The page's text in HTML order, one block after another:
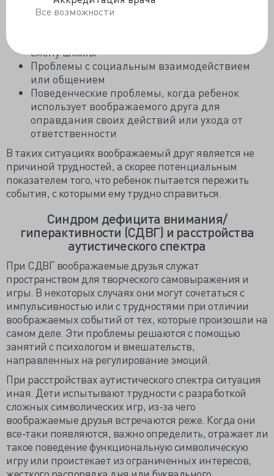
Все возможности
Значительные стрессовые факторы или
смену школы
Проблемы с социальным взаимодействием
или общением
Поведенческие проблемы, когда ребенок
использует воображаемого друга для
оправдания своих действий или ухода от
ответственности
В таких ситуациях воображаемый друг является не
причиной трудностей, а скорее потенциальным
показателем того, что ребенок пытается пережить
события, с которыми ему трудно справиться.
Синдром дефицита внимания/
гиперактивности (СДВГ) и расстройства
аутистического спектра
При СДВГ воображаемые друзья служат
пространством для творческого самовыражения и
игры. В некоторых случаях они могут сочетаться с
импульсивностью или с трудностями при отличии
воображаемых событий от тех, которые произошли на
самом деле. Эти проблемы решаются с помощью
занятий с психологом и вмешательств,
направленных на регулирование эмоций.
При расстройствах аутистического спектра ситуация
иная. Дети испытывают трудности с разработкой
сложных символических игр, из-за чего
воображаемые друзья встречаются реже. Когда они
все-таки появляются, важно определить, отражает ли
такое поведение функциональную символическую
игру или проистекает из ограниченных интересов,